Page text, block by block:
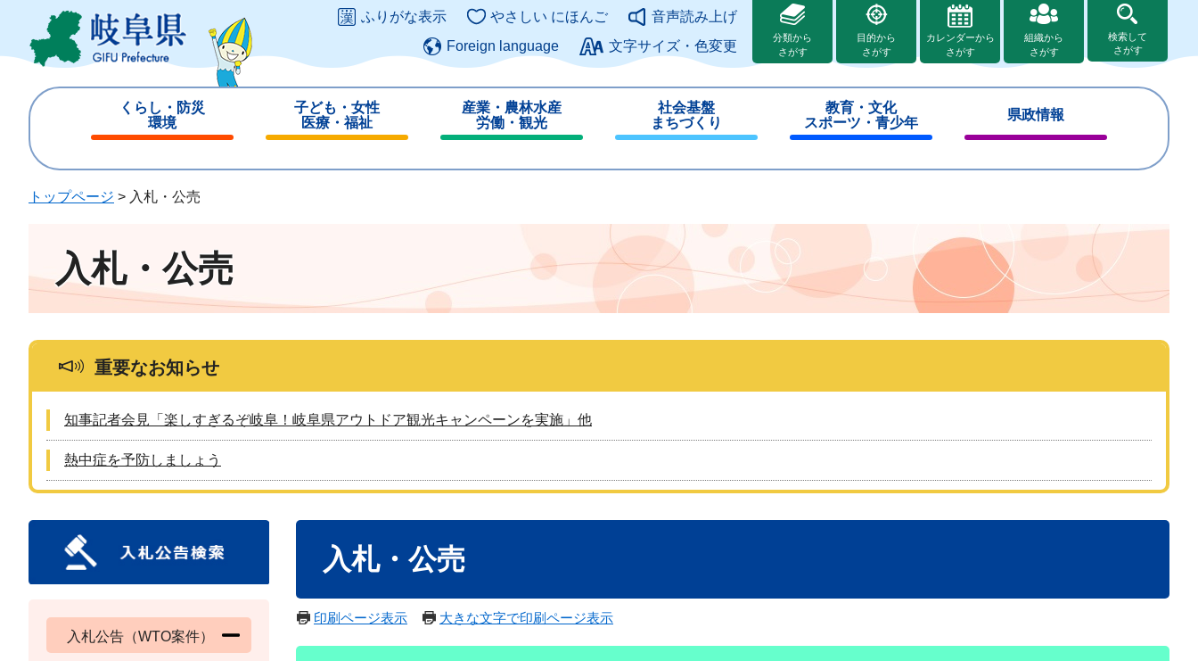
ジ
ュ
このページの本文へ
ふりがな表示 やさしい にほんご
音声読み上げ
Foreign language
文字サイズ・色変更
分類から
さがす
目的から
さがす
カレンダーから
さがす
組織から
さがす
検索して
さがす
くらし・防災
環境
じ
子ども・女性
医療・福祉
じ
産業・農林水産
労働・観光
じ
社会基盤
まちづくり
じ
教育・文化
スポーツ・青少年
じ
県政情報
じ
トップページ > 入札・公売
入札・公売
重要なお知らせ
知事記者会見「楽しすぎるぞ岐阜！岐阜県アウトドア観光キャンペーンを実施」他
熱中症を予防しましょう
入札・公売
印刷ページ表示 大きな文字で印刷ページ表示
入札公告（WTO案件）